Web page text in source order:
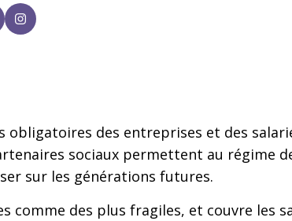
obligatoires des entreprises et des
sociaux permettent au régime
sur les générations futures.
comme des plus fragiles, et couvre les